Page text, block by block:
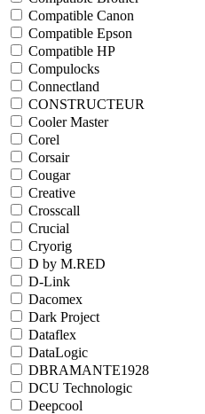
Compatible Canon
Compatible Epson
Compatible HP
Compulocks
Connectland
CONSTRUCTEUR
Cooler Master
Corel
Corsair
Cougar
Creative
Crosscall
Crucial
Cryorig
D by M.RED
D-Link
Dacomex
Dark Project
Dataflex
DataLogic
DBRAMANTE1928
DCU Technologic
Deepcool